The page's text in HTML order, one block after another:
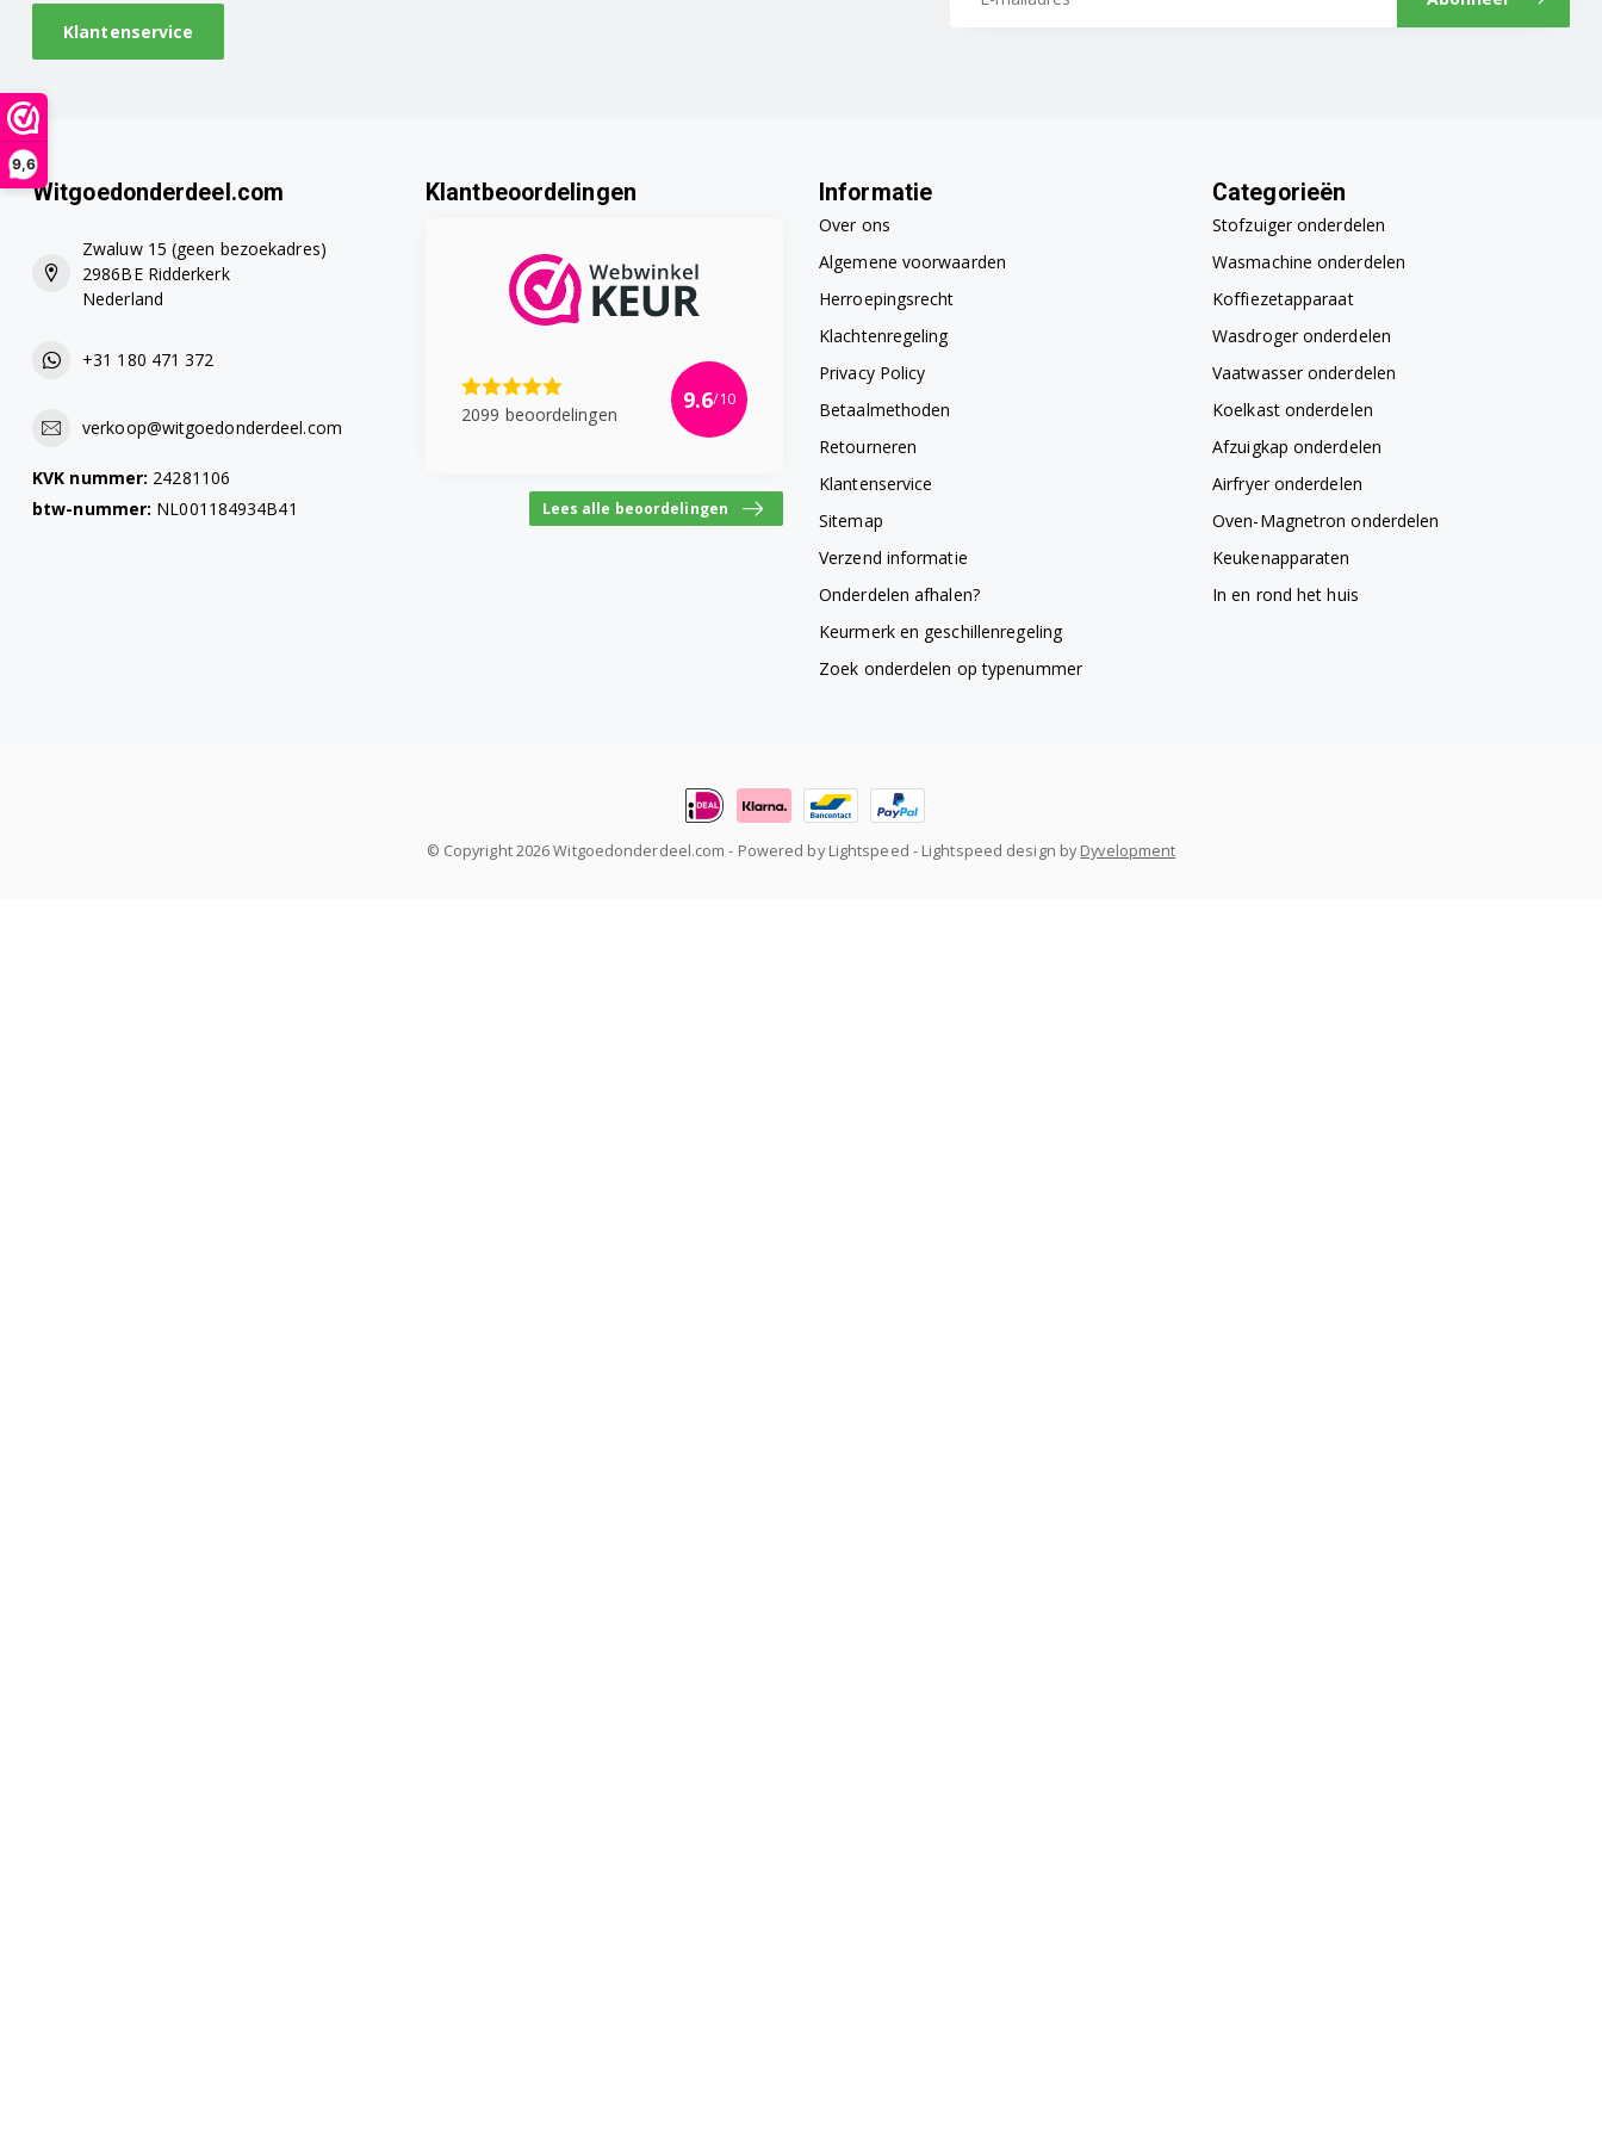
9,6
Klantenservice
Witgoedonderdeel.com
Zwaluw 15 (geen bezoekadres)
2986BE Ridderkerk
Nederland
+31 180 471 372
verkoop@witgoedonderdeel.com
KVK nummer: 24281106
btw-nummer: NL001184934B41
Klantbeoordelingen
2099 beoordelingen
9.6/10
Lees alle beoordelingen
Informatie
Over ons
Algemene voorwaarden
Herroepingsrecht
Klachtenregeling
Privacy Policy
Betaalmethoden
Retourneren
Klantenservice
Sitemap
Verzend informatie
Onderdelen afhalen?
Keurmerk en geschillenregeling
Zoek onderdelen op typenummer
Categorieën
Stofzuiger onderdelen
Wasmachine onderdelen
Koffiezetapparaat
Wasdroger onderdelen
Vaatwasser onderdelen
Koelkast onderdelen
Afzuigkap onderdelen
Airfryer onderdelen
Oven-Magnetron onderdelen
Keukenapparaten
In en rond het huis
© Copyright 2026 Witgoedonderdeel.com - Powered by Lightspeed - Lightspeed design by Dyvelopment